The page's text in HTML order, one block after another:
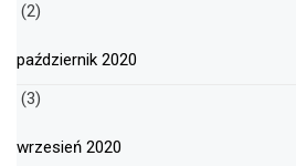
(2)
październik 2020
(3)
wrzesień 2020